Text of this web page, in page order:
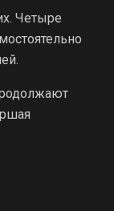
Четыре